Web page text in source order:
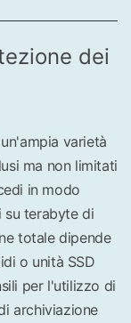
dei
varietà
ma non limitati
in modo
su terabyte di
totale dipende
o unità SSD
per l'utilizzo di
archiviazione